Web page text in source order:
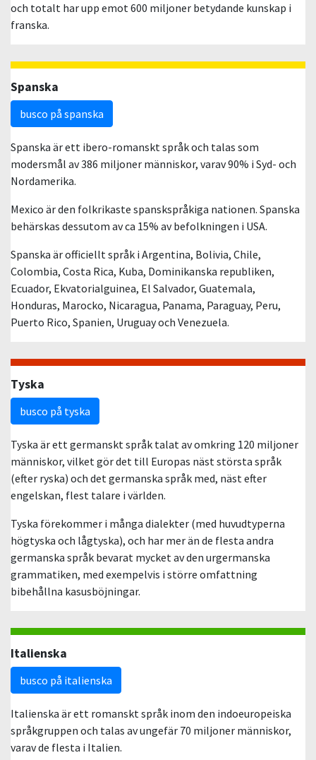
och totalt har upp emot 600 miljoner betydande kunskap i
franska.
Spanska
busco på spanska
Spanska är ett ibero-romanskt språk och talas som
modersmål av 386 miljoner människor, varav 90% i Syd- och
Nordamerika.
Mexico är den folkrikaste spanskspråkiga nationen. Spanska
behärskas dessutom av ca 15% av befolkningen i USA.
Spanska är officiellt språk i Argentina, Bolivia, Chile,
Colombia, Costa Rica, Kuba, Dominikanska republiken,
Ecuador, Ekvatorialguinea, El Salvador, Guatemala,
Honduras, Marocko, Nicaragua, Panama, Paraguay, Peru,
Puerto Rico, Spanien, Uruguay och Venezuela.
Tyska
busco på tyska
Tyska är ett germanskt språk talat av omkring 120 miljoner
människor, vilket gör det till Europas näst största språk
(efter ryska) och det germanska språk med, näst efter
engelskan, flest talare i världen.
Tyska förekommer i många dialekter (med huvudtyperna
högtyska och lågtyska), och har mer än de flesta andra
germanska språk bevarat mycket av den urgermanska
grammatiken, med exempelvis i större omfattning
bibehållna kasusböjningar.
Italienska
busco på italienska
Italienska är ett romanskt språk inom den indoeuropeiska
språkgruppen och talas av ungefär 70 miljoner människor,
varav de flesta i Italien.